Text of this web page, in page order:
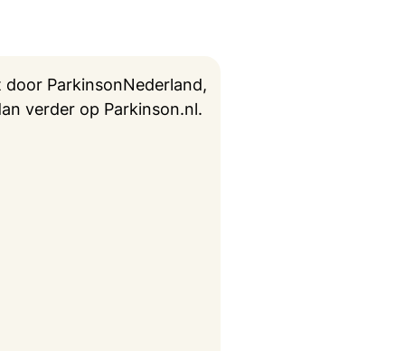
ParkinsonNederland,
verder op Parkinson.nl.